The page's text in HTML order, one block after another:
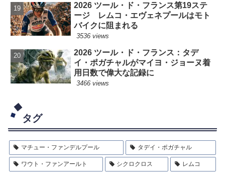
2026 ツール・ド・フランス第19ステ
ージ レムコ・エヴェネプールはモト
バイクに阻まれる
3536 views
2026 ツール・ド・フランス：タデ
イ・ポガチャルがマイヨ・ジョーヌ着
用日数で偉大な記録に
3466 views
タグ
マチュー・ファンデルプール タデイ・ポガチャル
ワウト・ファンアールト シクロクロス レムコ